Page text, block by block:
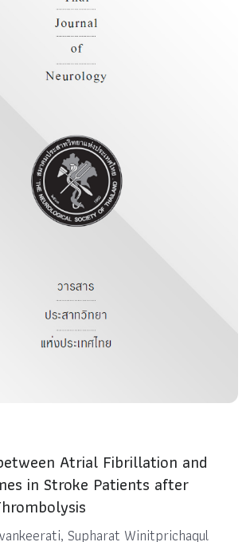
Atrial Fibrillation and
in Stroke Patients after
Supharat Winitprichagul